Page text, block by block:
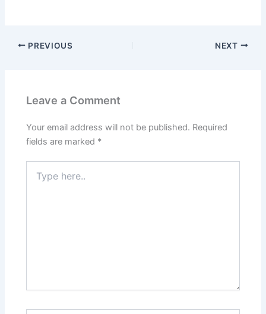
PREVIOUS NEXT
Leave a Comment
Your email address will not be published. Required
fields are marked *
here..